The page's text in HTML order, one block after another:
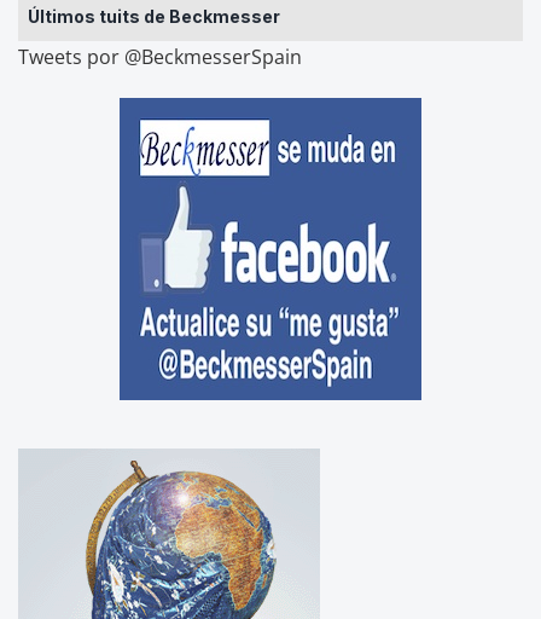
Últimos tuits de Beckmesser
Tweets por @BeckmesserSpain